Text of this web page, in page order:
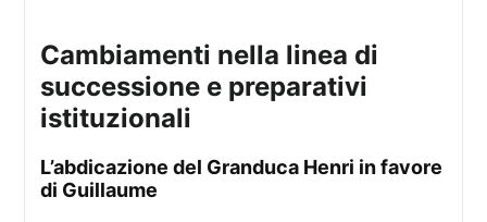
cambiamenti nella linea di
successione e preparativi
istituzionali
l’abdicazione del Granduca Henri in favore
di Guillaume